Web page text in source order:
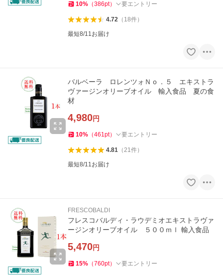
10% （386pt） 要エントリー
4.72（ 18件）
最短8/11お届け
バルベーラ ロレンツォＮｏ．５ エキストラ
ヴァージンオリーブオイル 輸入食品 夏の食
材
4,980円
10% （461pt） 要エントリー
4.81（21件）
最短8/11お届け
FRESCOBALDI
フレスコバルディ・ラウデミオエキストラヴァ
ージンオリーブオイル ５００ｍｌ 輸入食品
5,470円
15% （760pt） 要エントリー